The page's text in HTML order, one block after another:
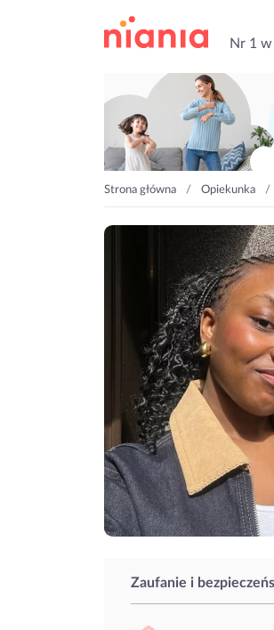
Nr 1
Strona główna Opiekunka
Zaufanie i